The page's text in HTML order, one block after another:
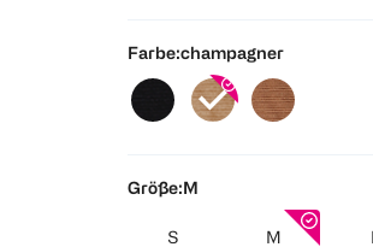
Farbe:champagner
Größe:M
S M L